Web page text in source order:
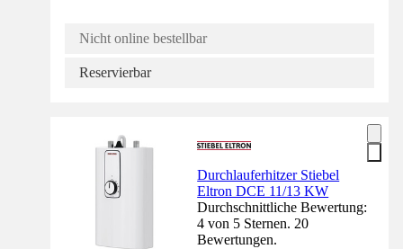
Nicht online bestellbar
Reservierbar
Durchlauferhitzer Stiebel
Eltron DCE 11/13 KW
Durchschnittliche Bewertung:
4 von 5 Sternen. 20
Bewertungen.